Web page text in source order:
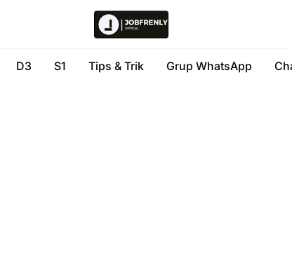
D3 S1 Tips & Trik Grup WhatsApp